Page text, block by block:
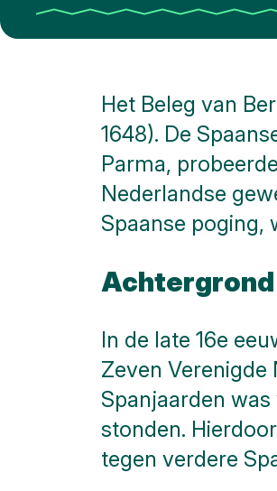
Natuur
Monumenten
Het Beleg van
1648). De
Parma,
Nederlandse
Spaanse poging,
Achtergrond
In de late 16e
Zeven
Spanjaarden
stonden.
tegen verdere